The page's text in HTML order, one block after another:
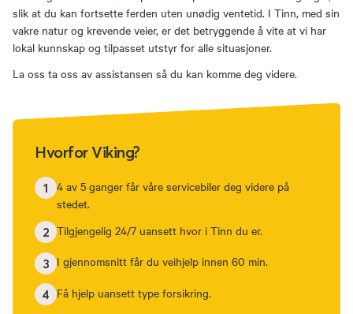
slik at du kan fortsette ferden uten unødig ventetid. I Tinn, med sin
vakre natur og krevende veier, er det betryggende å vite at vi har
lokal kunnskap og tilpasset utstyr for alle situasjoner.
La oss ta oss av assistansen så du kan komme deg videre.
Hvorfor Viking?
1 4 av 5 ganger får våre servicebiler deg videre på
stedet.
2 Tilgjengelig 24/7 uansett hvor i Tinn du er.
3 I gjennomsnitt får du veihjelp innen 60 min.
4 Få hjelp uansett type forsikring.